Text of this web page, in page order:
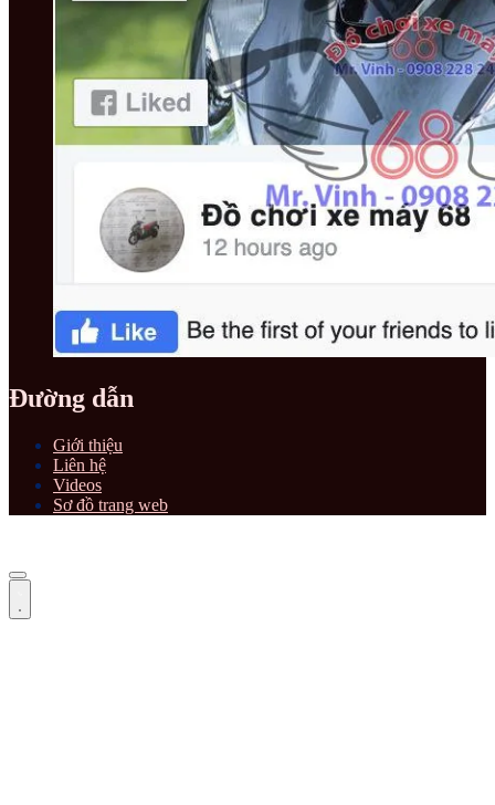
Đường dẫn
Giới thiệu
Liên hệ
Videos
Sơ đồ trang web